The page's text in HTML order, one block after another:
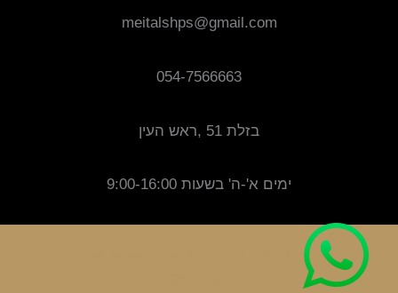
meitalshps@gmail.com
054-7566663
בזלת 51 ,ראש העין
ימים א'-ה' בשעות 9:00-16:00